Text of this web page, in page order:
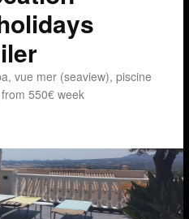
vue mer (seaview), piscine
550€ week